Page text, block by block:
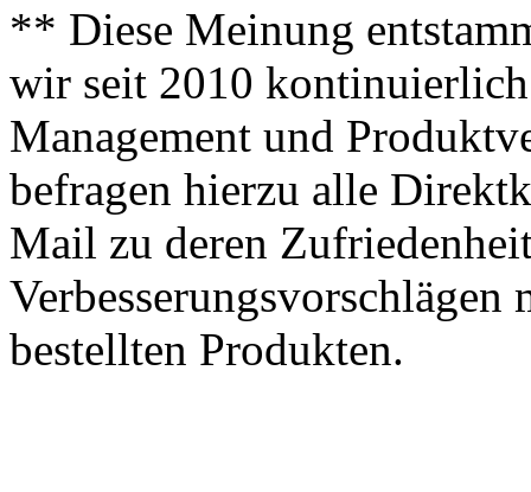
** Diese Meinung
wir seit 2010
Management und
befragen hierzu alle
Mail zu deren
bestellten Produkten.